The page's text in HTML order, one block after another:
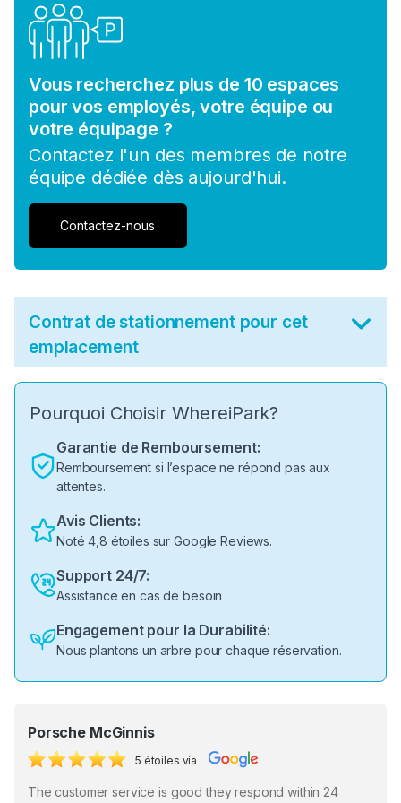
Vous recherchez plus de 10 espaces
pour vos employés, votre équipe ou
votre équipage ?
Contactez l'un des membres de notre
équipe dédiée dès aujourd'hui.
Contactez-nous
Contrat de stationnement pour cet
emplacement
Pourquoi Choisir WhereiPark?
Garantie de Remboursement:
Remboursement si l’espace ne répond pas aux
attentes.
Avis Clients:
Noté 4,8 étoiles sur Google Reviews.
Support 24/7:
Assistance en cas de besoin
Engagement pour la Durabilité:
Nous plantons un arbre pour chaque réservation.
Porsche McGinnis
5 étoiles via
The customer service is good they respond within 24